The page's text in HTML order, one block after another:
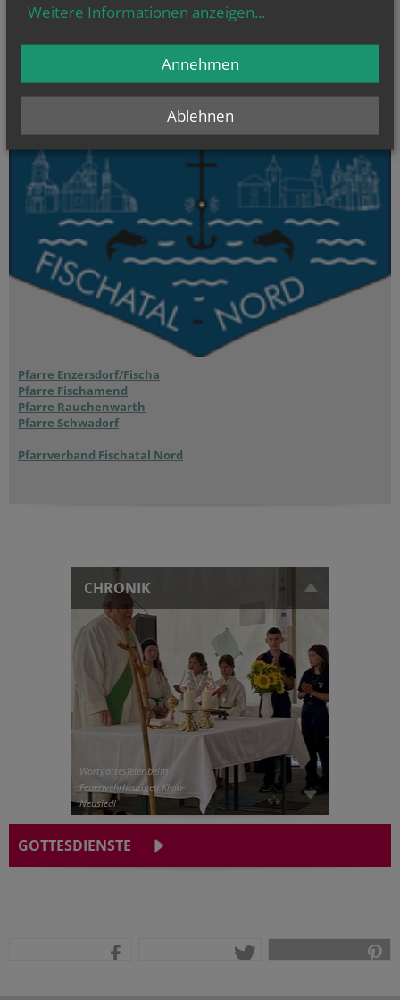
Mt 16, 24-28
Pfarre Enzersdorf/Fischa
Pfarre Fischamend
Pfarre Rauchenwarth
Pfarre Schwadorf
Pfarrverband Fischatal Nord
CHRONIK
Wortgottesfeier beim
Feuerwehrheurigen Klein-
Neusiedl
GOTTESDIENSTE
Weitere Informationen anzeigen...
Ablehnen
Annehmen